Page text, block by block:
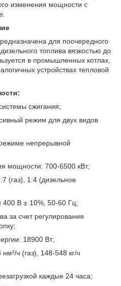
изменения мощности с
для поочередного
топлива вязкостью до
в промышленных котлах,
устройствах тепловой
сжигания;
режим для двух видов
непрерывной
мощности: 700-6500 кВт;
(газ), 1:4 (дизельное
400 В ± 10%, 50-60 Гц;
за счет регулирования
18900 Вт;
ч (газ), 148-548 кг/ч
каждые 24 часа;